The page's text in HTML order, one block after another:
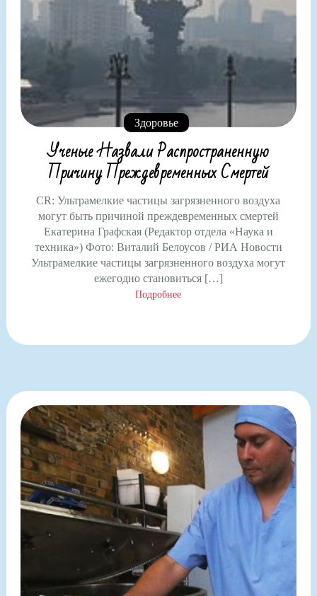
Здоровье
Ученые Назвали Распространенную
Причину Преждевременных Смертей
CR: Ультрамелкие частицы загрязненного воздуха
могут быть причиной преждевременных смертей
Екатерина Графская (Редактор отдела «Наука и
техника») Фото: Виталий Белоусов / РИА Новости
Ультрамелкие частицы загрязненного воздуха могут
ежегодно становиться […]
Подробнее